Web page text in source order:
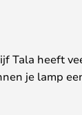
Tala heeft
je lamp